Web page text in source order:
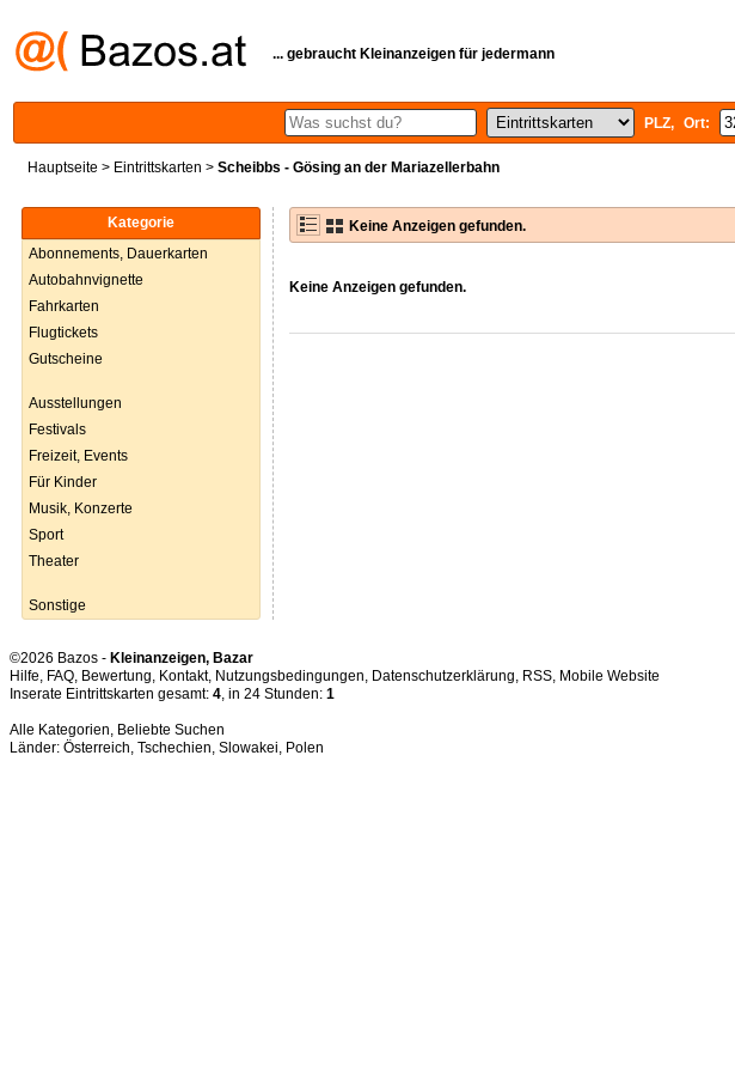
... gebraucht Kleinanzeigen für jedermann
PLZ, Ort:
Hauptseite > Eintrittskarten > Scheibbs - Gösing an der Mariazellerbahn
Kategorie
Abonnements, Dauerkarten
Autobahnvignette
Fahrkarten
Flugtickets
Gutscheine
Ausstellungen
Festivals
Freizeit, Events
Für Kinder
Musik, Konzerte
Sport
Theater
Sonstige
Keine Anzeigen gefunden.
Keine Anzeigen gefunden.
©2026 Bazos - Kleinanzeigen, Bazar
Hilfe, FAQ, Bewertung, Kontakt, Nutzungsbedingungen, Datenschutzerklärung, RSS,
Inserate Eintrittskarten gesamt: 4, in 24 Stunden: 1
Alle Kategorien, Beliebte Suchen
Länder: Österreich, Tschechien, Slowakei, Polen